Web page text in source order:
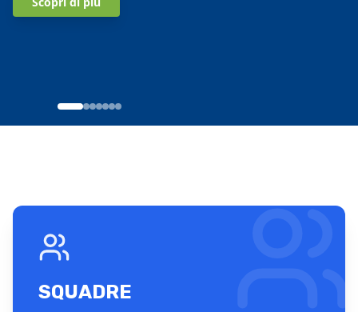
SQUADRE